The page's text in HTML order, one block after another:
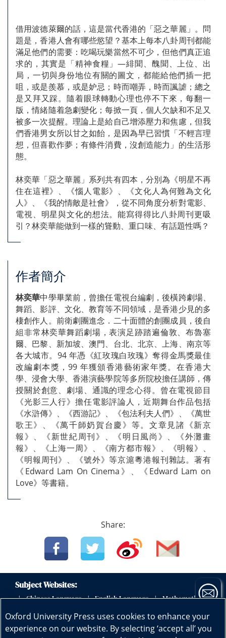
借用波德萊爾的話，這是當代香港的「惡之華麗」。問
題是，香港人會有哪些慾望？基本上每本八卦周刊都能
滿足他們的需要：吃喝玩樂當然不可少，但他們真正追
求的，其實是「精神食糧」—緋聞、醜聞、上位、出
局，一切與身份地位有關的圖文，都能給他們插一把
咀，或是羨慕，或是妒忌；時而嘲弄，時而諷謔；總之
是又拜又踩。隨着眼球轉動心理也停不下來，每翻一
版，情緒隨着急劇變化；每掀一頁，個人欠缺和不足又
被多一次提醒。理論上是給自己增添壓力和焦慮，但我
們香港男女所以甘之如飴，是因為早已習慣「不輕言理
想，但喜歡作夢；有條件消費，沒創造能力」的生活形
態。
林奕華「惡之華麗」系列共有四本，分別為《明星不再
住在這裡》、《惱人電影》、《文化人為何難為文化
人》、《我的情敵是社會》，從不同角度分析對電影、
電視、明星與文化的想法。能寫得得比八卦周刊更吸
引？林奕華能做到一樣的聳動、重口味、有話題性嗎？
作者簡介
林奕華中學畢業前，曾擔任電視台編劇，後橫跨劇場、
舞蹈、影評、文化、教育等不同領域，是香港少見的多
棲創作人。前衛劇團進念．二十面體的創團成員，後自
組非常林奕華舞蹈劇場，表演足跡踏遍倫敦、布魯塞
爾、巴黎、新加坡、澳門、台北、北京、上海、南京等
各大城市。94 年憑《紅玫瑰白玫瑰》奪得金馬獎最佳
改編劇本獎，99 年獲頒香港藝術家年獎。在香港大
學、浸會大學、香港演藝學院等多所院校擔任講師，傳
授關於創意、劇場、通識的理念心得。曾在電視節目
《光影三人行》擔任電影評論人，近期舞台作品包括
《水滸傳》、《西游記》、《包法利夫人們》、《萬世
歌王》、《萬千師奶賀台慶》等。文章見諸《新京
報》、《新世紀周刊》、《明日風尚》、《外灘畫
報》、《上海一周》、《南方都市報》、《明報》、
《明報周刊》、《號外》等京滬粵港報刊雜誌。著有
《Edward Lam On Cinema》、《Edward Lam on
Love》等書籍。
Share:
Subject Websites:
| Chinese Language | English Language | Mathematics |
Science Physics Biology Geography
Early Childhood Education |
Oxford University Press uses cookies to enhance your
experience on our website. By selecting ‘accept all’ you